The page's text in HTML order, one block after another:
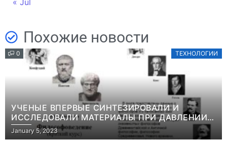
« Jul
Похожие новости
0 ТЕХНОЛОГИИ
УЧЕНЫЕ ВПЕРВЫЕ СИНТЕЗИРОВАЛИ И
ИССЛЕДОВАЛИ МАТЕРИАЛЫ ПРИ ДАВЛЕНИИ
СВЫШЕ ТЕРАПАСКАЛЯИНФОРМАЦИЯ
January 5, 2023